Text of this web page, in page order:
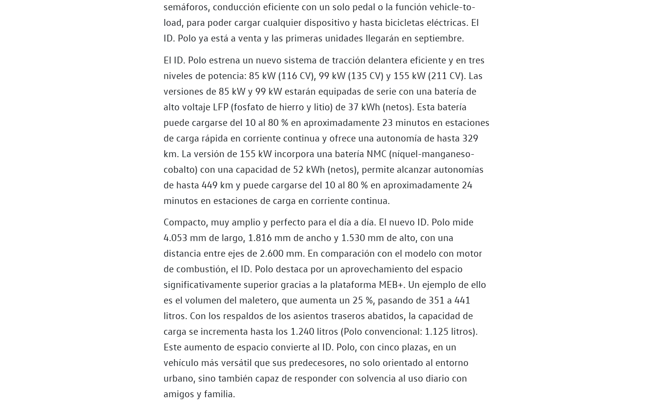
semáforos, conducción eficiente con un solo pedal o la función vehicle-to-
load, para poder cargar cualquier dispositivo y hasta bicicletas eléctricas. El
ID. Polo ya está a venta y las primeras unidades llegarán en septiembre.
El ID. Polo estrena un nuevo sistema de tracción delantera eficiente y en tres
niveles de potencia: 85 kW (116 CV), 99 kW (135 CV) y 155 kW (211 CV). Las
versiones de 85 kW y 99 kW estarán equipadas de serie con una batería de
alto voltaje LFP (fosfato de hierro y litio) de 37 kWh (netos). Esta batería
puede cargarse del 10 al 80 % en aproximadamente 23 minutos en estaciones
de carga rápida en corriente continua y ofrece una autonomía de hasta 329
km. La versión de 155 kW incorpora una batería NMC (níquel-manganeso-
cobalto) con una capacidad de 52 kWh (netos), permite alcanzar autonomías
de hasta 449 km y puede cargarse del 10 al 80 % en aproximadamente 24
minutos en estaciones de carga en corriente continua.
Compacto, muy amplio y perfecto para el día a día. El nuevo ID. Polo mide
4.053 mm de largo, 1.816 mm de ancho y 1.530 mm de alto, con una
distancia entre ejes de 2.600 mm. En comparación con el modelo con motor
de combustión, el ID. Polo destaca por un aprovechamiento del espacio
significativamente superior gracias a la plataforma MEB+. Un ejemplo de ello
es el volumen del maletero, que aumenta un 25 %, pasando de 351 a 441
litros. Con los respaldos de los asientos traseros abatidos, la capacidad de
carga se incrementa hasta los 1.240 litros (Polo convencional: 1.125 litros).
Este aumento de espacio convierte al ID. Polo, con cinco plazas, en un
vehículo más versátil que sus predecesores, no solo orientado al entorno
urbano, sino también capaz de responder con solvencia al uso diario con
amigos y familia.